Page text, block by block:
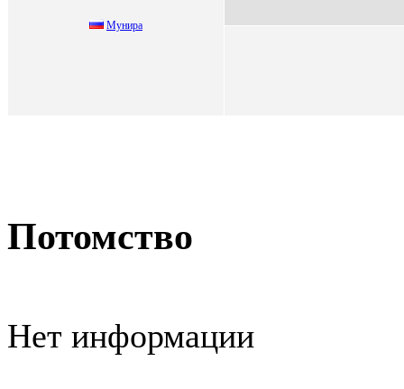
Mунира
Потомство
Нет информации